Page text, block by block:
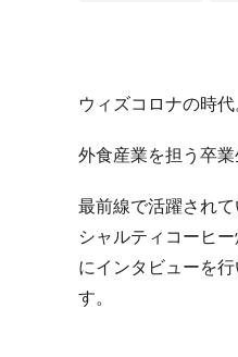
ウィズコロナの時代
外食産業を担う卒
最前線で活躍され
シャルティコーヒ
にインタビューを
す。